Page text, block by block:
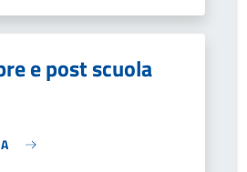
e post scuola